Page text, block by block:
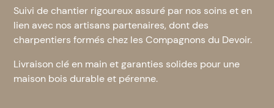
Suivi de chantier rigoureux assuré par nos soins et en
lien avec nos artisans partenaires, dont des
charpentiers formés chez les Compagnons du Devoir.
Livraison clé en main et garanties solides pour une
maison bois durable et pérenne.